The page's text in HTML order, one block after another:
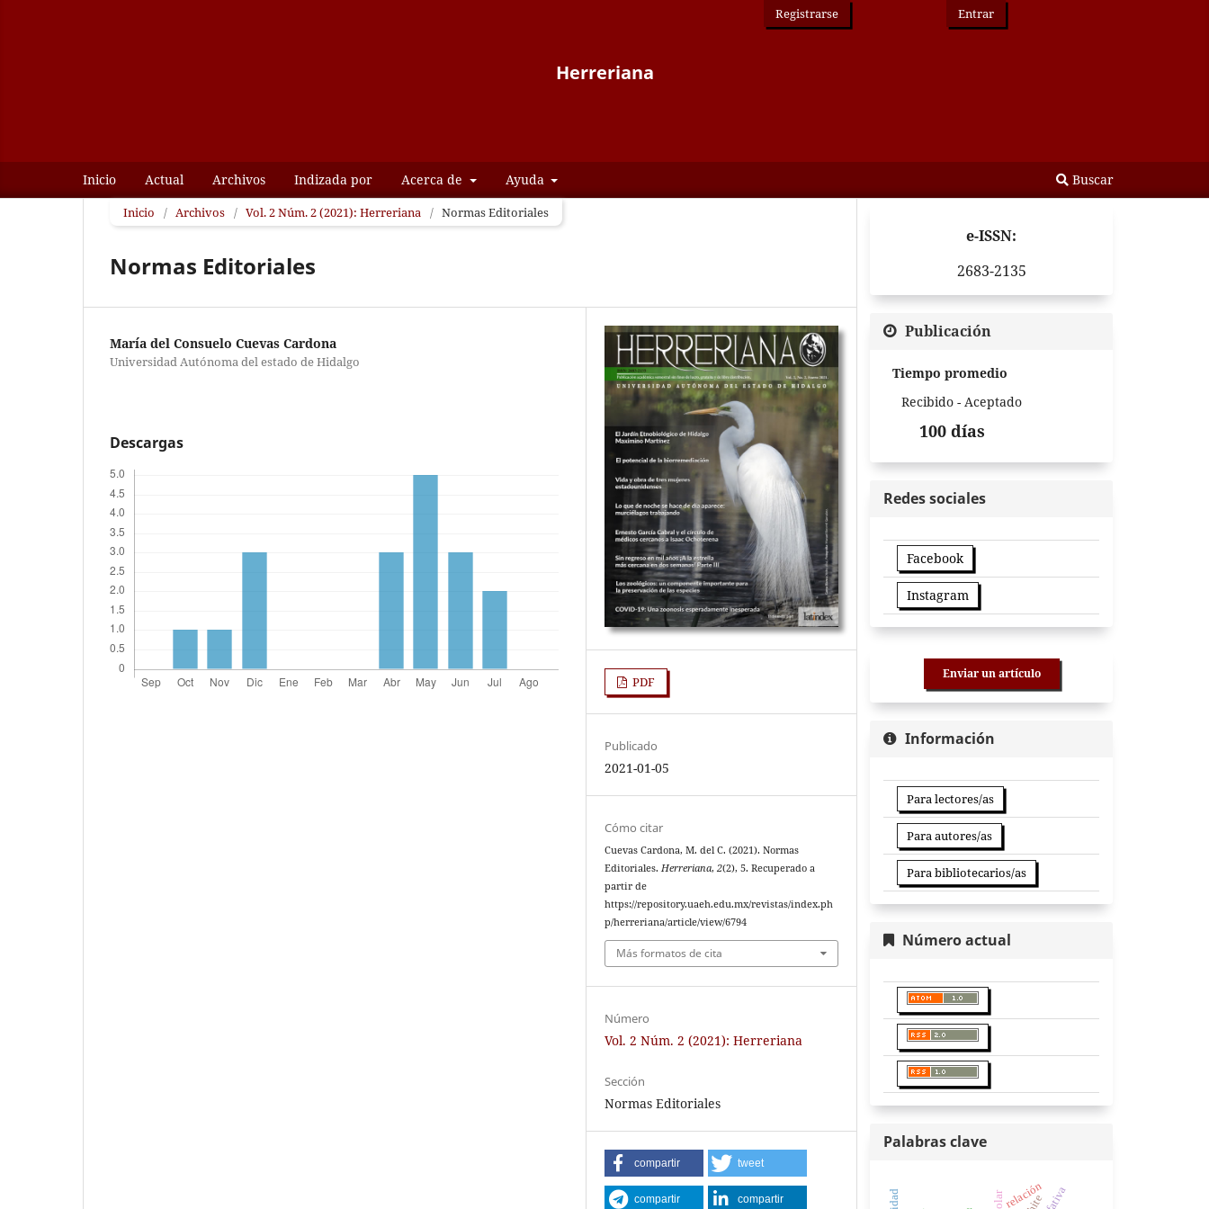
Herreriana
Inicio Actual Archivos Indizada por Acerca de Ayuda Buscar
Registrarse Entrar
Inicio / Archivos / Vol. 2 Núm. 2 (2021): Herreriana / Normas Editoriales
Normas Editoriales
María del Consuelo Cuevas Cardona
Universidad Autónoma del estado de Hidalgo
Descargas
PDF
Publicado
2021-01-05
Cómo citar
Cuevas Cardona, M. del C. (2021). Normas
Editoriales.Herreriana,2(2), 5. Recuperado a
partir de
https://repository.uaeh.edu.mx/revistas/index.ph
p/herreriana/article/view/6794
Más formatos de cita
Número
Vol. 2 Núm. 2 (2021): Herreriana
Sección
Normas Editoriales
compartir tweet
compartir compartir
e-ISSN:
2683-2135
Publicación
Tiempo promedio
Recibido - Aceptado
100 días
Redes sociales
Facebook
Instagram
Enviar un artículo
Información
Para lectores/as
Para autores/as
Para bibliotecarios/as
Número actual
Palabras clave
relación